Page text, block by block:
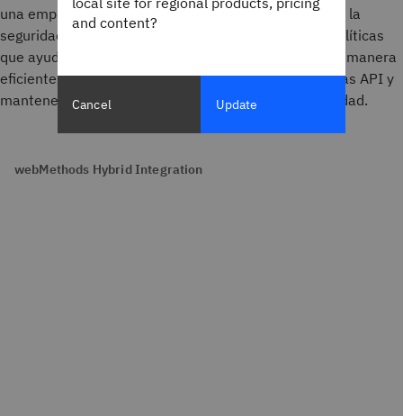
una empresa aborda tanto la API management como la
seguridad de API. La gobernanza de API define las políticas
que ayudan a una organización a emplear sus API de manera
eficiente, lo que incluye determinar cómo gestionar las API y
mantenerlas a salvo de las amenazas de ciberseguridad.
webMethods Hybrid Integration
and content?
Cancel Update